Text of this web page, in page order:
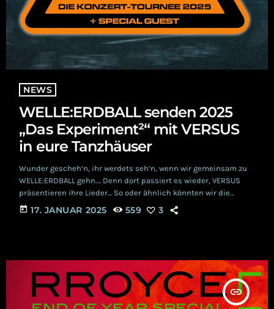
NEWS
WELLE:ERDBALL senden 2025
„Das Experiment²“ mit VERSUS
in eure Tanzhäuser
Wunder gescheh‘n, ihr werdets seh’n, wenn wir gemeinsam zu
WELLE:ERDBALL gehn…. Denn dort passiert es wieder, VERSUS
präsentieren ihre Lieder… So oder ähnlich könnten wir die
neuste Sendung „Das Experiment²“ anpreisen, welche
WELLE:ERDBALL in diesem Jahr ins Land tragen werden. Als
umfangreiche Sendung namens „Das Experiment²“ durch […]
today 17. JANUAR 2025 559 3
insert_link